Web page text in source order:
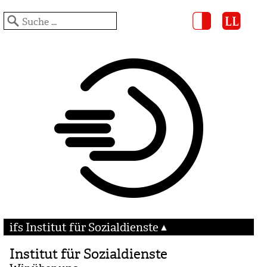
ifs Institut für Sozialdienste
Institut für Sozialdienste